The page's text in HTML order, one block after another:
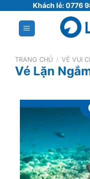
Khách lẻ:0776
TRANG CHỦ / VÉ VUI
Vé Lặn